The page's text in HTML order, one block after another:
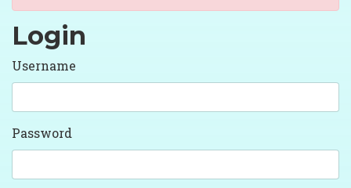
Login
Username
Password